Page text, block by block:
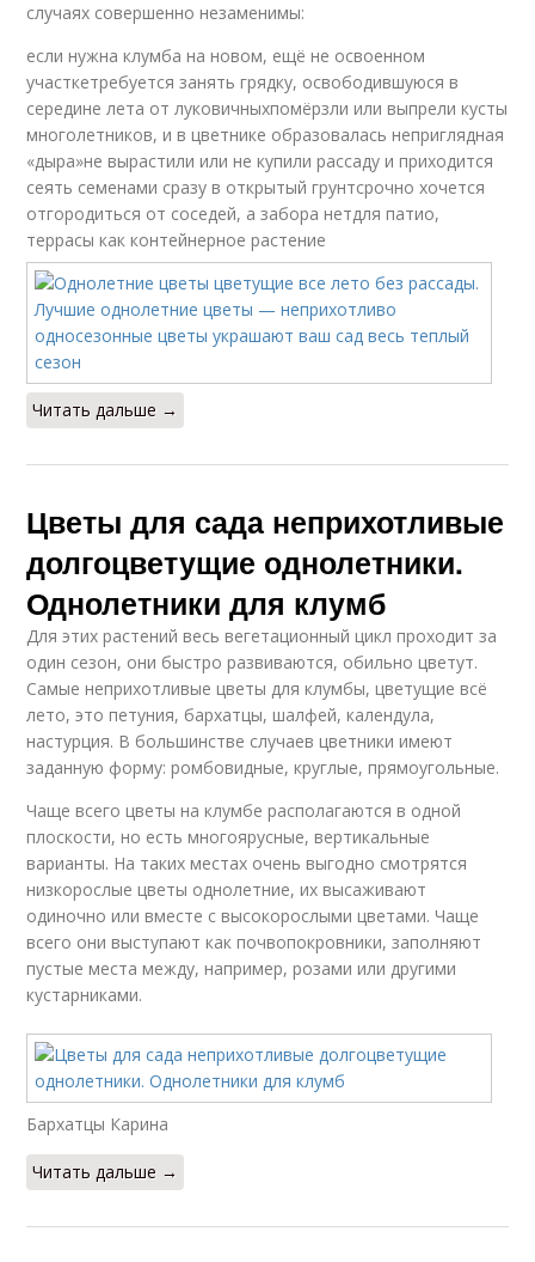
случаях совершенно незаменимы:
если нужна клумба на новом, ещё не освоенном
участкетребуется занять грядку, освободившуюся в
середине лета от луковичныхпомёрзли или выпрели кусты
многолетников, и в цветнике образовалась неприглядная
«дыра»не вырастили или не купили рассаду и приходится
сеять семенами сразу в открытый грунтсрочно хочется
отгородиться от соседей, а забора нетдля патио,
террасы как контейнерное растение
Читать дальше →
Цветы для сада неприхотливые
долгоцветущие однолетники.
Однолетники для клумб
Для этих растений весь вегетационный цикл проходит за
один сезон, они быстро развиваются, обильно цветут.
Самые неприхотливые цветы для клумбы, цветущие всё
лето, это петуния, бархатцы, шалфей, календула,
настурция. В большинстве случаев цветники имеют
заданную форму: ромбовидные, круглые, прямоугольные.
Чаще всего цветы на клумбе располагаются в одной
плоскости, но есть многоярусные, вертикальные
варианты. На таких местах очень выгодно смотрятся
низкорослые цветы однолетние, их высаживают
одиночно или вместе с высокорослыми цветами. Чаще
всего они выступают как почвопокровники, заполняют
пустые места между, например, розами или другими
кустарниками.
Бархатцы Карина
Читать дальше →